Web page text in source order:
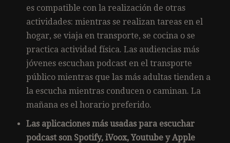
es compatible con la realización de otras
actividades: mientras se realizan tareas en el
hogar, se viaja en transporte, se cocina o se
practica actividad física. Las audiencias más
jóvenes escuchan podcast en el transporte
público mientras que las más adultas tienden a
la escucha mientras conducen o caminan. La
mañana es el horario preferido.
Las aplicaciones más usadas para escuchar
podcast son Spotify, iVoox, Youtube y Apple